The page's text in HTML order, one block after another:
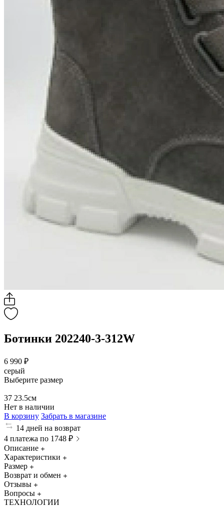
Ботинки 202240-3-312W
6 990 ₽
серый
Выберите размер
37 23.5см
Нет в наличии
В корзину Забрать в магазине
14 дней на возврат
4 платежа по 1748 ₽
Описание
Характеристики
Размер
Возврат и обмен
Отзывы
Вопросы
ТЕХНОЛОГИИ